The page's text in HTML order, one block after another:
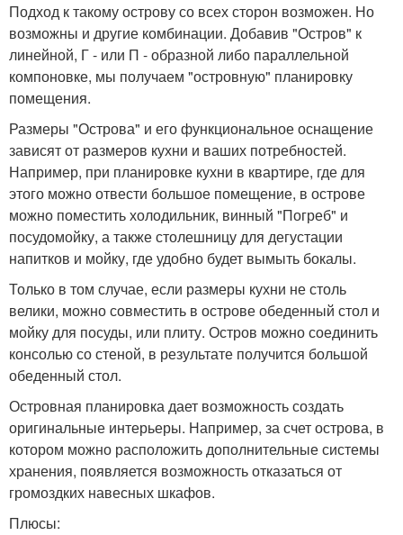
Подход к такому острову со всех сторон возможен. Но
возможны и другие комбинации. Добавив "Остров" к
линейной, Г - или П - образной либо параллельной
компоновке, мы получаем "островную" планировку
помещения.
Размеры "Острова" и его функциональное оснащение
зависят от размеров кухни и ваших потребностей.
Например, при планировке кухни в квартире, где для
этого можно отвести большое помещение, в острове
можно поместить холодильник, винный "Погреб" и
посудомойку, а также столешницу для дегустации
напитков и мойку, где удобно будет вымыть бокалы.
Только в том случае, если размеры кухни не столь
велики, можно совместить в острове обеденный стол и
мойку для посуды, или плиту. Остров можно соединить
консолью со стеной, в результате получится большой
обеденный стол.
Островная планировка дает возможность создать
оригинальные интерьеры. Например, за счет острова, в
котором можно расположить дополнительные системы
хранения, появляется возможность отказаться от
громоздких навесных шкафов.
Плюсы: